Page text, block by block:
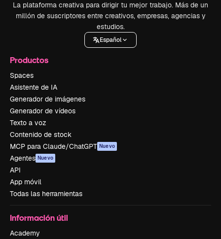
La plataforma creativa para dirigir tu mejor trabajo. Más de un
millón de suscriptores entre creativos, empresas, agencias y
estudios.
Español
Productos
Spaces
Asistente de IA
Generador de imágenes
Generador de vídeos
Texto a voz
Contenido de stock
MCP para Claude/ChatGPT Nuevo
Agentes Nuevo
API
App móvil
Todas las herramientas
Información útil
Academy